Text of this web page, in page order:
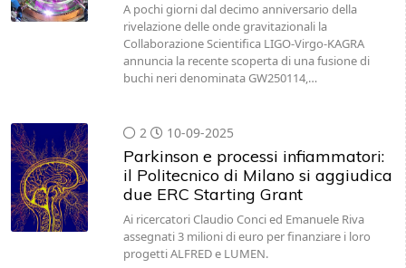
A pochi giorni dal decimo anniversario della
rivelazione delle onde gravitazionali la
Collaborazione Scientifica LIGO-Virgo-KAGRA
annuncia la recente scoperta di una fusione di
buchi neri denominata GW250114,…
2 10-09-2025
Parkinson e processi infiammatori:
il Politecnico di Milano si aggiudica
due ERC Starting Grant
Ai ricercatori Claudio Conci ed Emanuele Riva
assegnati 3 milioni di euro per finanziare i loro
progetti ALFRED e LUMEN.